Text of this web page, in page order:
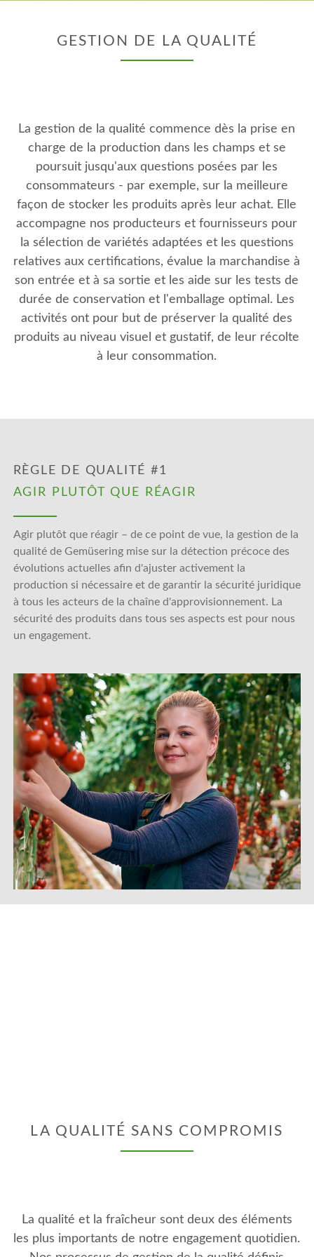
GESTION DE LA QUALITÉ
La gestion de la qualité commence dès la prise en
charge de la production dans les champs et se
poursuit jusqu'aux questions posées par les
consommateurs - par exemple, sur la meilleure
façon de stocker les produits après leur achat. Elle
accompagne nos producteurs et fournisseurs pour
la sélection de variétés adaptées et les questions
relatives aux certifications, évalue la marchandise à
son entrée et à sa sortie et les aide sur les tests de
durée de conservation et l'emballage optimal. Les
activités ont pour but de préserver la qualité des
produits au niveau visuel et gustatif, de leur récolte
à leur consommation.
RÈGLE DE QUALITÉ #1
AGIR PLUTÔT QUE RÉAGIR
Agir plutôt que réagir – de ce point de vue, la gestion de la
qualité de Gemüsering mise sur la détection précoce des
évolutions actuelles afin d'ajuster activement la
production si nécessaire et de garantir la sécurité juridique
à tous les acteurs de la chaîne d'approvisionnement. La
sécurité des produits dans tous ses aspects est pour nous
un engagement.
LA QUALITÉ SANS COMPROMIS
La qualité et la fraîcheur sont deux des éléments
les plus importants de notre engagement quotidien.